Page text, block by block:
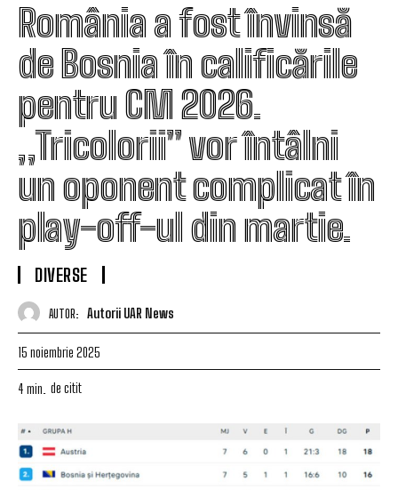
România a fost învinsă
de Bosnia în calificările
pentru CM 2026.
„Tricolorii” vor întâlni
un oponent complicat în
play-off-ul din martie.
DIVERSE
AUTOR: Autorii UAR News
15 noiembrie 2025
4 min. de citit